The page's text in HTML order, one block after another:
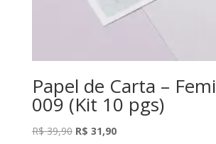
Papel de Carta –
009 (Kit 10 pgs)
R$39,90 O
R$ 31,90O